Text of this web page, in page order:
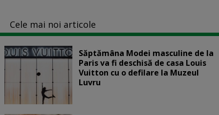
Cele mai noi articole
Săptămâna Modei masculine de la
Paris va fi deschisă de casa Louis
Vuitton cu o defilare la Muzeul
Luvru